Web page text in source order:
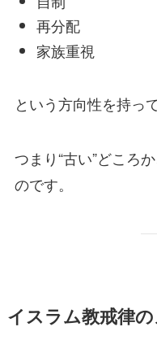
再分配
家族重視
という方向性を持っ
つまり“古い”どころ
のです。
イスラム教戒律